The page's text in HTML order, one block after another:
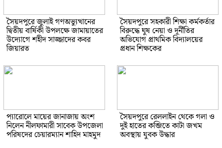
সৈয়দপুরে জুলাই গণঅভ্যুত্থানের
দ্বিতীয় বার্ষিকী উপলক্ষে জামায়াতের
উদ্যোগে শহীদ সাজ্জাদের কবর
জিয়ারত
সৈয়দপুরে সহকারী শিক্ষা কর্মকর্তার
বিরুদ্ধে ঘুষ নেয়া ও দূর্নীতির
অভিযোগ প্রাথমিক বিদ্যালয়ের
প্রধান শিক্ষকের
প্যারোলে মায়ের জানাজায় অংশ
নিলেন নীলফামারী সাবেক উপজেলা
পরিষদের চেয়ারম্যান শাহিদ মাহমুদ
সৈয়দপুরে রেললাইন থেকে গলা ও
দুই হাতের কব্জিতে কাটা জখম
অবস্থায় যুবক উদ্ধার